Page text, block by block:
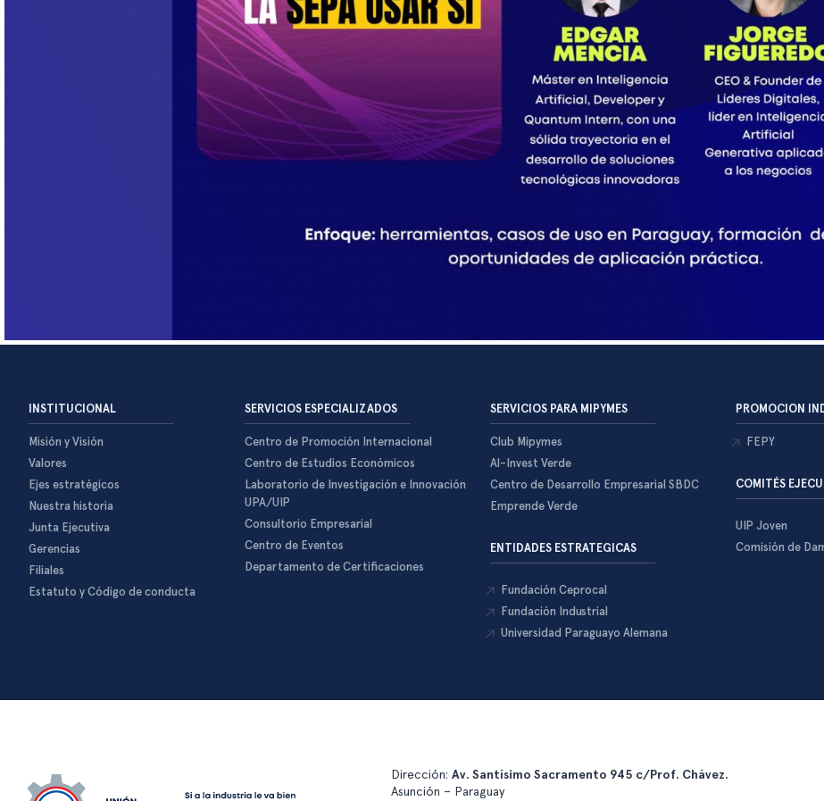
INSTITUCIONAL
Misión y Visión
Valores
Ejes estratégicos
Nuestra historia
Junta Ejecutiva
Gerencias
Filiales
Estatuto y Código de conducta
SERVICIOS ESPECIALIZADOS
Centro de Promoción Internacional
Centro de Estudios Económicos
Laboratorio de Investigación e Innovación
UPA/UIP
Consultorio Empresarial
Centro de Eventos
Departamento de Certificaciones
SERVICIOS PARA MIPYMES
Club Mipymes
Al-Invest Verde
Centro de Desarrollo Empresarial SBDC
Emprende Verde
ENTIDADES ESTRATEGICAS
Fundación Ceprocal
Fundación Industrial
Universidad Paraguayo Alemana
PROMOCION
FEPY
COMITÉS
UIP Joven
Comisión de
Dirección: Av. Santísimo Sacramento 945 c/Prof. Chávez.
Asunción – Paraguay